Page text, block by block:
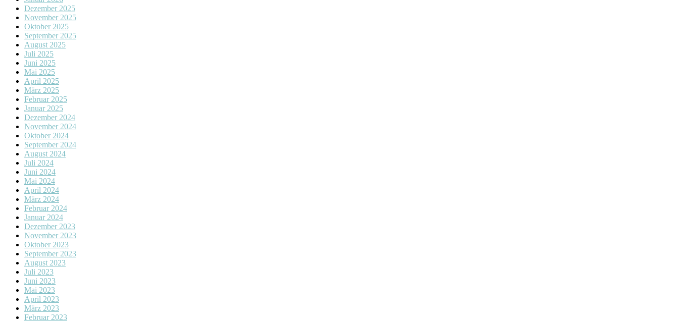
Dezember 2025
November 2025
Oktober 2025
September 2025
August 2025
Juli 2025
Juni 2025
Mai 2025
April 2025
März 2025
Februar 2025
Januar 2025
Dezember 2024
November 2024
Oktober 2024
September 2024
August 2024
Juli 2024
Juni 2024
Mai 2024
April 2024
März 2024
Februar 2024
Januar 2024
Dezember 2023
November 2023
Oktober 2023
September 2023
August 2023
Juli 2023
Juni 2023
Mai 2023
April 2023
März 2023
Februar 2023